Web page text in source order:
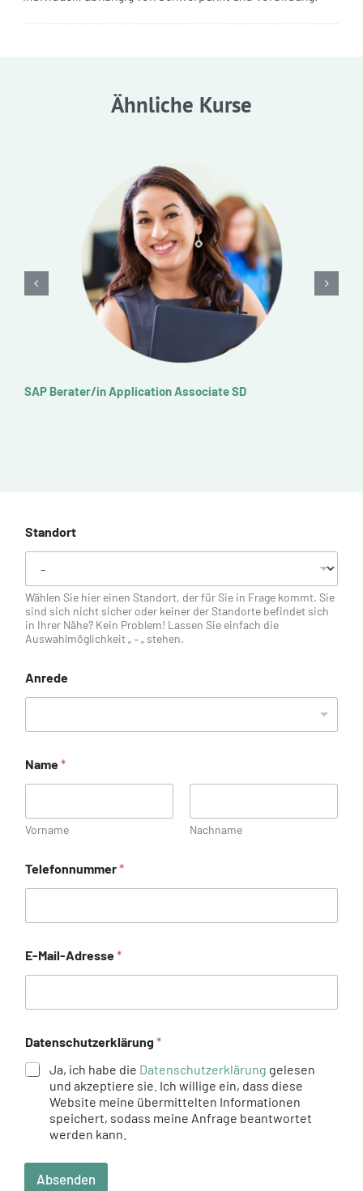
Ähnliche Kurse
SAP Berater/in Application Associate SD
Standort
Wählen Sie hier einen Standort, der für Sie in Frage kommt. Sie
sind sich nicht sicher oder keiner der Standorte befindet sich
in Ihrer Nähe? Kein Problem! Lassen Sie einfach die
Auswahlmöglichkeit „ – „ stehen.
Anrede
Name*
Vorname Nachname
Telefonnummer*
E-Mail-Adresse*
Datenschutzerklärung*
Ja, ich habe die Datenschutzerklärung gelesen
und akzeptiere sie. Ich willige ein, dass diese
Website meine übermittelten Informationen
speichert, sodass meine Anfrage beantwortet
werden kann.
Absenden